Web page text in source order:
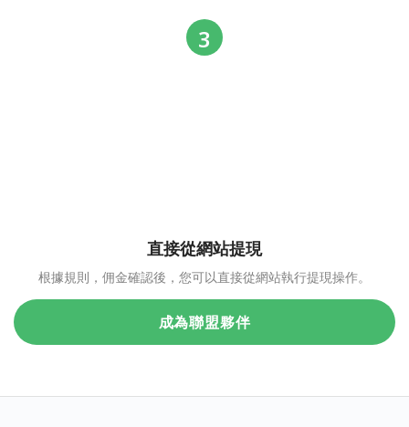
直接從網站提現
根據規則，佣金確認後，您可以直接從網站執行提現操作。
成為聯盟夥伴